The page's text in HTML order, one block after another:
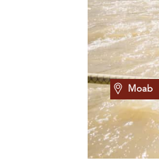
Moab